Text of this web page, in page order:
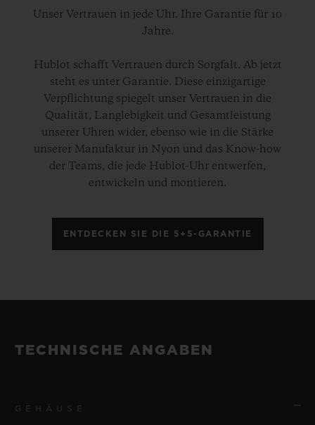
Unser Vertrauen in jede Uhr. Ihre Garantie für 10
Jahre.
Hublot schafft Vertrauen durch Sorgfalt. Ab jetzt
steht es unter Garantie. Diese einzigartige
Verpflichtung spiegelt unser Vertrauen in die
Qualität, Langlebigkeit und Gesamtleistung
unserer Uhren wider, ebenso wie in die Stärke
unserer Manufaktur in Nyon und das Know-how
der Teams, die jede Hublot-Uhr entwerfen,
entwickeln und montieren.
ENTDECKEN SIE DIE 5+5-GARANTIE
TECHNISCHE ANGABEN